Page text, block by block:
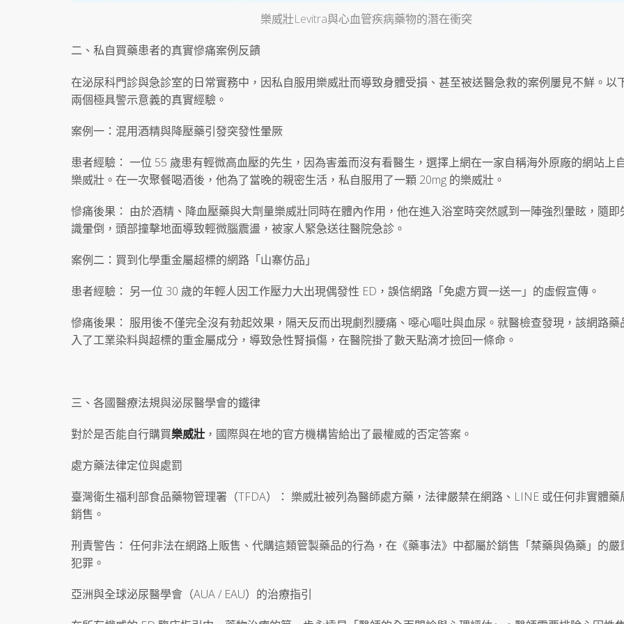
樂威壯Levitra與心血管疾病藥物的潛在衝突
二、私自買藥患者的真實慘痛案例反饋
在泌尿科門診與急診室的日常實務中，因私自服用樂威壯而導致身體受損、甚至被送醫急救的案例屢見不鮮。以
兩個極具警示意義的真實經驗。
案例一：混用酒精與降壓藥引發突發性暈厥
患者經驗： 一位 55 歲患有輕微高血壓的先生，因為害羞而沒有看醫生，選擇上網在一家自稱海外原廠的網站上
樂威壯。在一次聚餐喝酒後，他為了當晚的親密生活，私自服用了一顆 20mg 的樂威壯。
慘痛後果： 由於酒精、降血壓藥與大劑量樂威壯同時在體內作用，他在進入浴室時突然感到一陣強烈暈眩，隨即
識暈倒，頭部撞擊地面導致輕微腦震盪，被家人緊急送往醫院急診。
案例二：買到化學重金屬超標的網路「山寨仿品」
患者經驗： 另一位 30 歲的年輕人因工作壓力大出現偶發性 ED，誤信網路「免處方買一送一」的虛假宣傳。
慘痛後果： 服用後不僅完全沒有勃起效果，隔天反而出現劇烈腰痛、噁心嘔吐與血尿。就醫檢查發現，該網路藥
入了工業染料與超標的重金屬成分，導致急性腎損傷，在醫院掛了數天點滴才撿回一條命。
三、各國醫療法規與泌尿醫學會的鐵律
對於是否能自行購買樂威壯 ，國際與在地的官方機構皆給出了最權威的否定答案。
處方藥法律定位與處罰
臺灣衛生福利部食品藥物管理署（TFDA）： 樂威壯被列為醫師處方藥，法律嚴禁在網路、LINE 或任何非實體藥
銷售。
刑責警告： 任何非法在網路上販售、代購這類管製藥品的行為，在《藥事法》中都屬於銷售「禁藥與偽藥」的嚴
犯罪。
亞洲與全球泌尿醫學會（AUA / EAU）的治療指引